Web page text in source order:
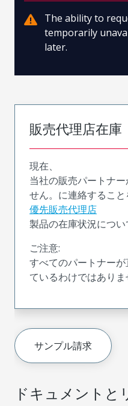
ドキュメントと
The ability to
temporarily
later.
販売代理店在庫
現在、
当社の販売パートナ
せん。に連絡するこ
優先販売代理店
製品の在庫状況につ
ご注意:
すべてのパートナー
ているわけではありま
サンプル請求